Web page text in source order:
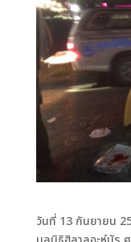
วันที่ 13 กันยายน